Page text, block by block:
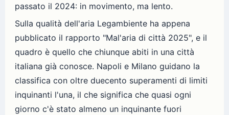
passato il 2024: in movimento, ma lento.
Sulla qualità dell'aria Legambiente ha appena
pubblicato il rapporto "Mal'aria di città 2025", e il
quadro è quello che chiunque abiti in una città
italiana già conosce. Napoli e Milano guidano la
classifica con oltre duecento superamenti di limiti
inquinanti l'una, il che significa che quasi ogni
giorno c'è stato almeno un inquinante fuori